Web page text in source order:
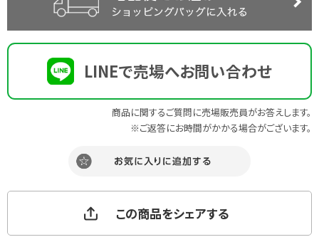
LINEで売場へお問い合わせ
商品に関するご質問に売場販売員がお答えします。
※ご返答にお時間がかかる場合がございます。
この商品をシェアする